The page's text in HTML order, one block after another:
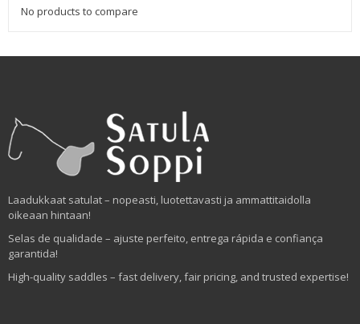
No products to compare
Laadukkaat satulat – nopeasti, luotettavasti ja ammattitaidolla
oikeaan hintaan!
Selas de qualidade – ajuste perfeito, entrega rápida e confiança
garantida!
High-quality saddles – fast delivery, fair pricing, and trusted expertise!